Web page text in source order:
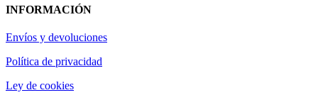
INFORMACIÓN
Envíos y devoluciones
Política de privacidad
Ley de cookies